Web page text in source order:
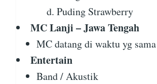
Puding Strawberry
MC Lanji – Jawa Tengah
MC datang di waktu yg sama
Entertain
Band / Akustik